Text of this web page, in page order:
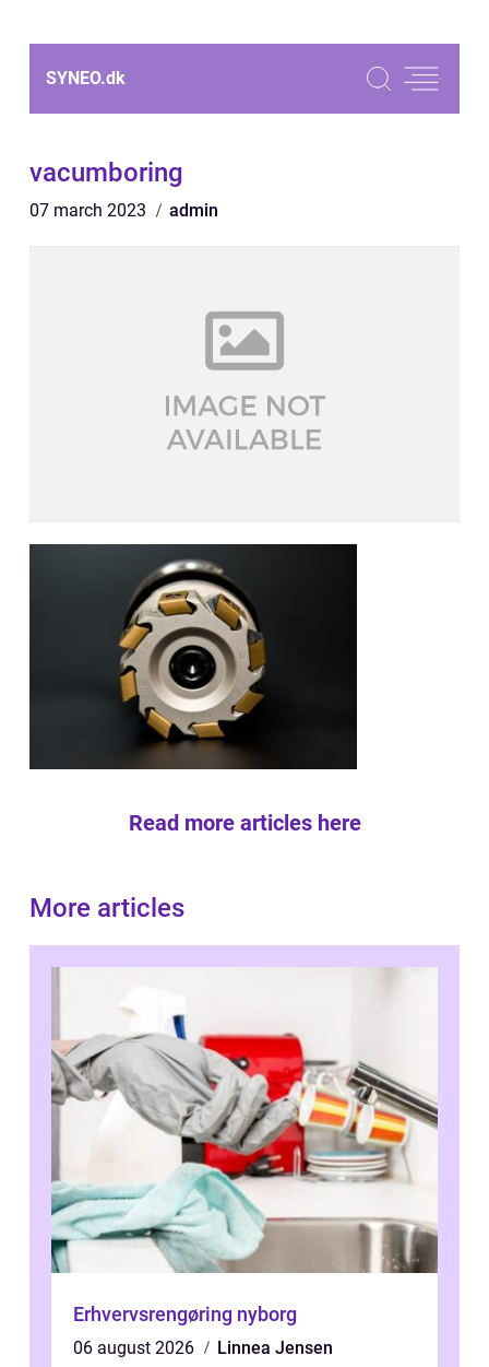
SYNEO.dk
vacumboring
07 march 2023 admin
Read more articles here
More articles
Erhvervsrengøring nyborg
06 august 2026
Linnea Jensen